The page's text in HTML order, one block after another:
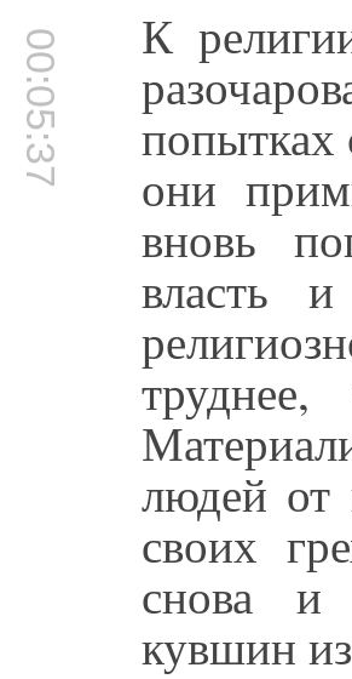
00:05:37 К
попытках
они
вновь
власть
людей от
своих
снова и
кувшин